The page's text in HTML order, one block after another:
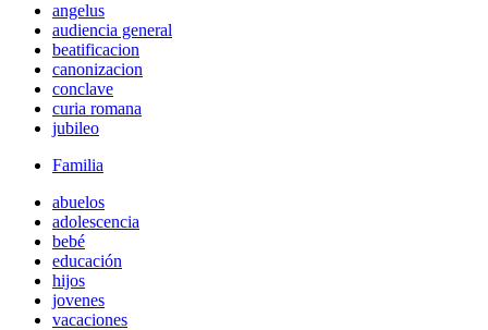
angelus
audiencia general
beatificacion
canonizacion
conclave
curia romana
jubileo
Familia
abuelos
adolescencia
bebé
educación
hijos
jovenes
vacaciones